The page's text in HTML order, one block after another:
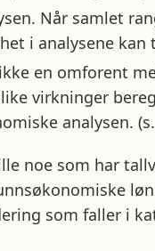
Når samlet
i analysene kan
en omforent
virkninger
analysen.
noe som har
som faller i